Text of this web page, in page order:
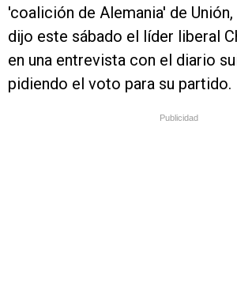
'coalición de Alemania' de Unión,
dijo este sábado el líder liberal
en una entrevista con el diario
pidiendo el voto para su partido.
Publicidad